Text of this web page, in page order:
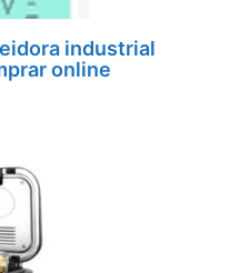
industrial
online